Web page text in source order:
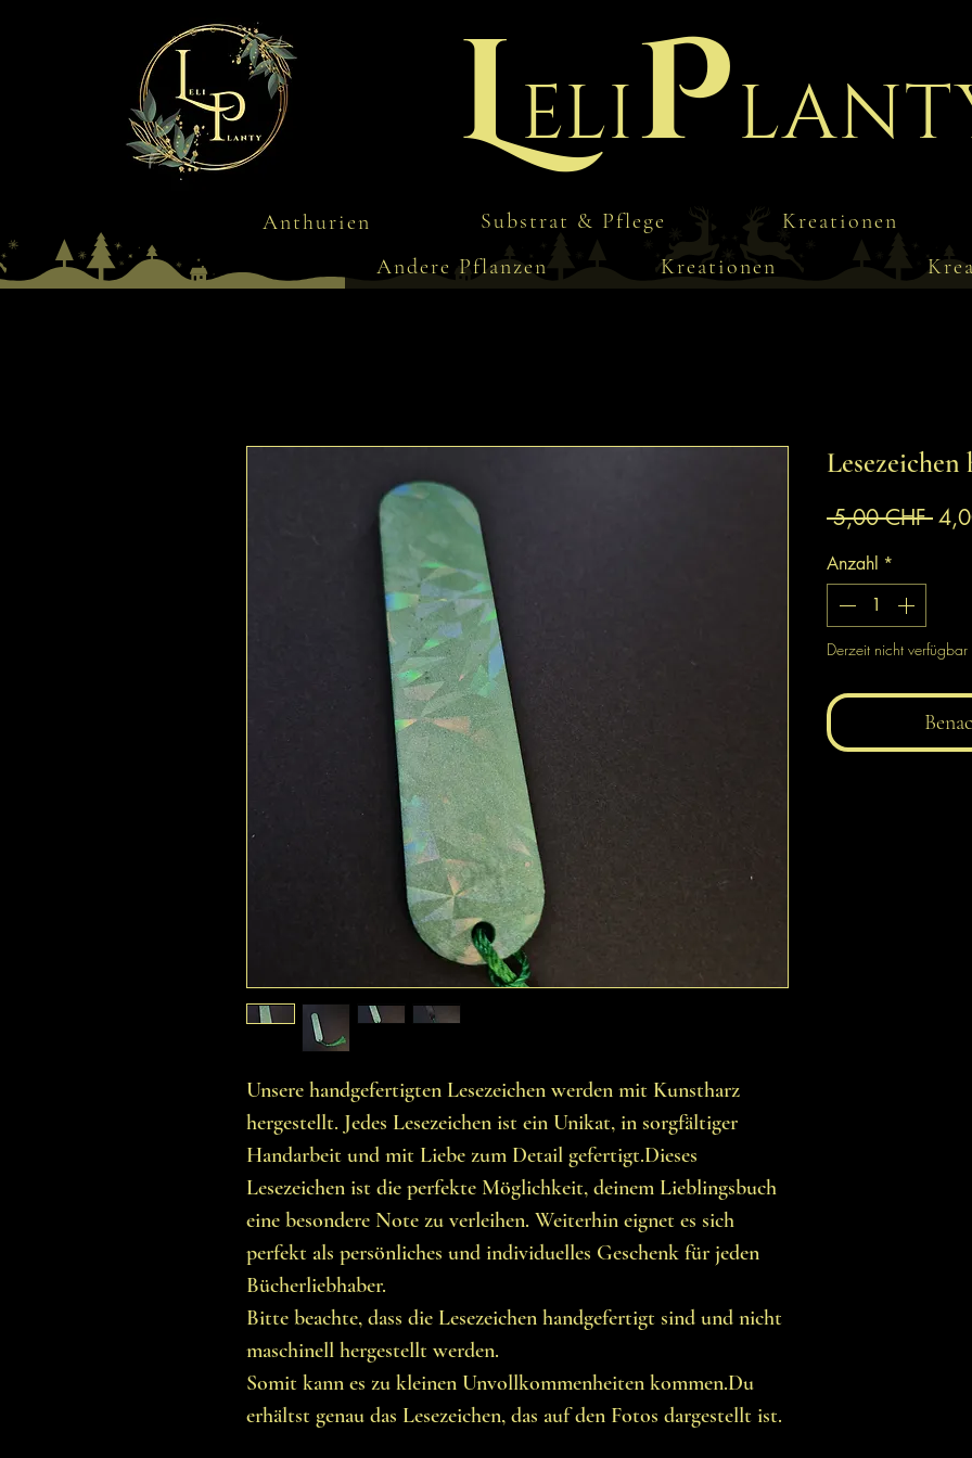
LeliP
Anthurien
Andere Pflanzen
Substrat & Pflege Kreationen
Kreationen
Unsere handgefertigten Lesezeichen werden mit Kunstharz
hergestellt. Jedes Lesezeichen ist ein Unikat, in sorgfältiger
Handarbeit und mit Liebe zum Detail gefertigt.Dieses
Lesezeichen ist die perfekte Möglichkeit, deinem Lieblingsbuch
eine besondere Note zu verleihen. Weiterhin eignet es sich
perfekt als persönliches und individuelles Geschenk für jeden
Bücherliebhaber.
Bitte beachte, dass die Lesezeichen handgefertigt sind und nicht
maschinell hergestellt werden.
Somit kann es zu kleinen Unvollkommenheiten kommen.Du
erhältst genau das Lesezeichen, das auf den Fotos dargestellt ist.
5,00 CHF
Anzahl *
Derzeit nicht verfügbar